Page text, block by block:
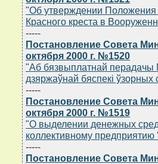
"Об утверждении
Красного креста в
-----
Постановление Совета
октября 2000 г. №1520
"Аб бязвыплатнай перадачы
дзяржаўнай бяспекi
-----
Постановление Совета
октября 2000 г. №1519
"О выделении денежных
коллективному
-----
Постановление Совета